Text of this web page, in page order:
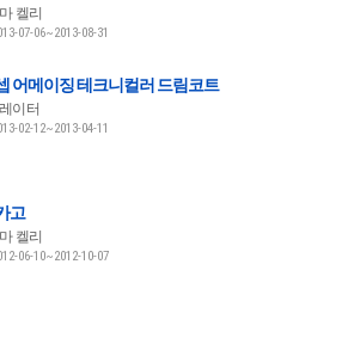
켈리
07-06~2013-08-31
어메이징 테크니컬러 드림코트
이터
02-12~2013-04-11
고
켈리
06-10~2012-10-07